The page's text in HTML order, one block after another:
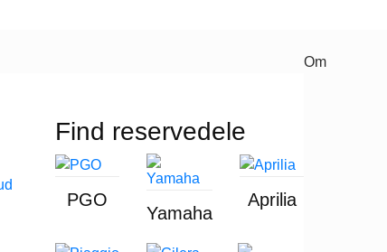
Find reservedele
PGO
Yamaha
Aprilia
Om